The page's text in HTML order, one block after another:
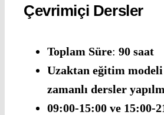
Çevrimiçi Dersler
Toplam Süre: 90 saat
Uzaktan eğitim
zamanlı dersler
09:00-15:00 ve 15:00-